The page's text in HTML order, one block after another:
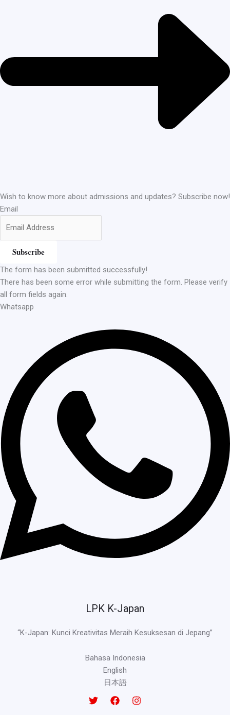
Wish to know more about admissions and updates? Subscribe now!
Email
Subscribe
The form has been submitted successfully!
There has been some error while submitting the form. Please verify
all form fields again.
Whatsapp
LPK K-Japan
“K-Japan: Kunci Kreativitas Meraih Kesuksesan di Jepang”
Bahasa Indonesia
English
日本語